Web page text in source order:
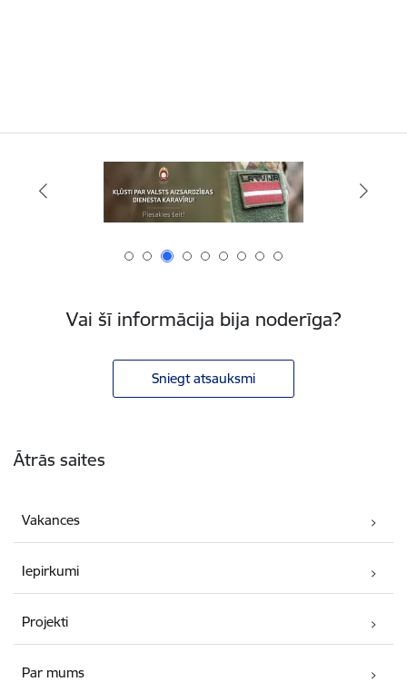
Vai šī informācija bija noderīga?
Sniegt atsauksmi
Ātrās saites
Vakances
Iepirkumi
Projekti
Par mums